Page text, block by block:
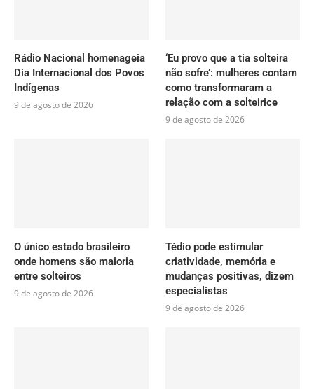
Rádio Nacional homenageia
Dia Internacional dos Povos
Indígenas
9 de agosto de 2026
‘Eu provo que a tia solteira
não sofre’: mulheres contam
como transformaram a
relação com a solteirice
9 de agosto de 2026
O único estado brasileiro
onde homens são maioria
entre solteiros
9 de agosto de 2026
Tédio pode estimular
criatividade, memória e
mudanças positivas, dizem
especialistas
9 de agosto de 2026